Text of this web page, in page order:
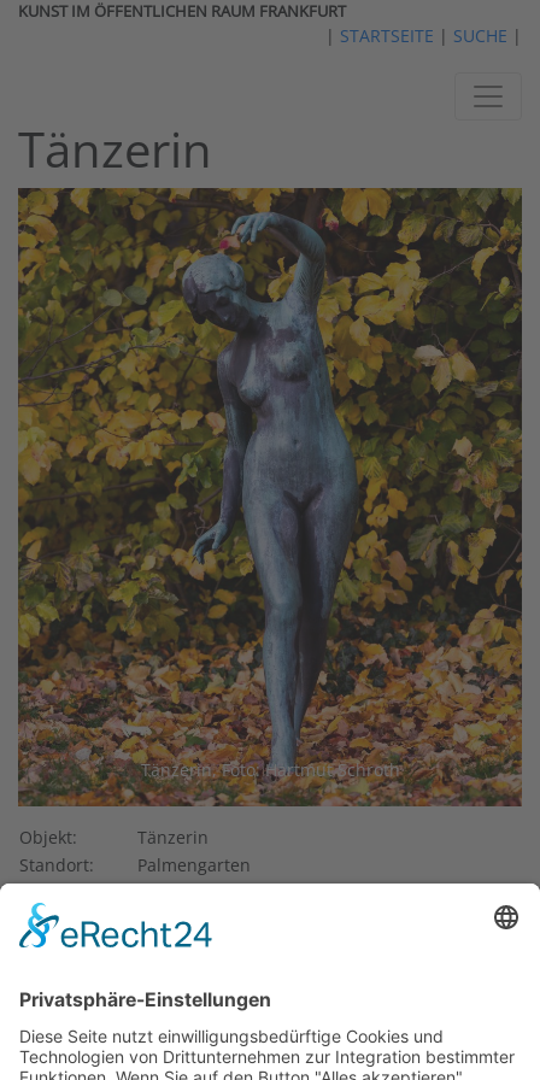
KUNST IM ÖFFENTLICHEN RAUM FRANKFURT
| STARTSEITE | SUCHE |
Tänzerin
Tänzerin, Foto: Hartmut Schroth
Objekt:
Tänzerin
Standort:
Palmengarten
Künstler*in:
Lewin-Funcke, Arthur
Material:
Bronze
Eigentum von:Stadt Frankfurt, Palmengarten
Im Palmengarten steht auf einer Wiese, halb versteckt im
Gebüsch, die SkulpturTänzerin(1903) des Berliner